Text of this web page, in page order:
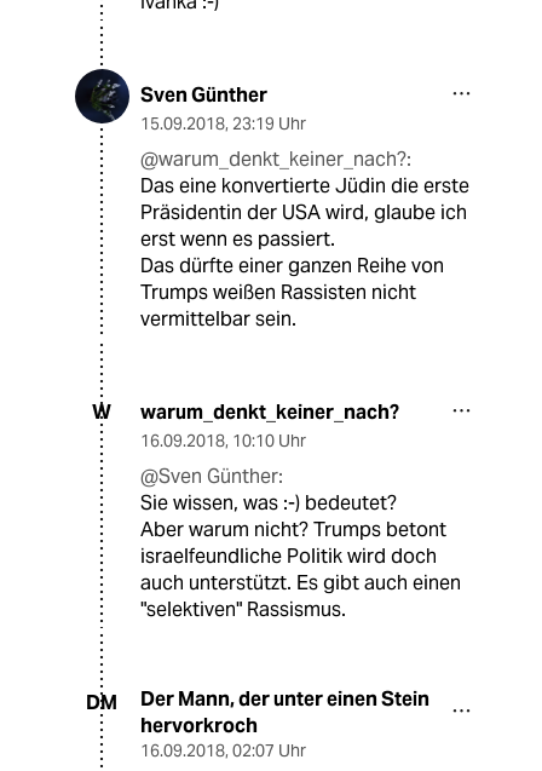
Sven Günther
15.09.2018, 23:19 Uhr
@warum_denkt_keiner_nach?:
Das eine konvertierte Jüdin die erste
Präsidentin der USA wird, glaube ich
erst wenn es passiert.
Das dürfte einer ganzen Reihe von
Trumps weißen Rassisten nicht
vermittelbar sein.
W warum_denkt_keiner_nach?
16.09.2018, 10:10 Uhr
@Sven Günther:
Sie wissen, was :-) bedeutet?
Aber warum nicht? Trumps betont
israelfeundliche Politik wird doch
auch unterstützt. Es gibt auch einen
"selektiven" Rassismus.
DM
Der Mann, der unter einen Stein
hervorkroch
16.09.2018, 02:07 Uhr